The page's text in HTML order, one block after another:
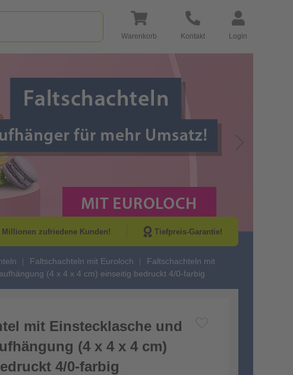
Warenkorb Kontakt Login
Go to Next
Millionen zufriedene Kunden! Tiefpreis-Garantie!
Faltschachteln mit Euroloch
Faltschachteln mit
(4 x 4 x 4 cm) einseitig bedruckt 4/0-farbig
mit Einstecklasche und
(4 x 4 x 4 cm)
4/0-farbig